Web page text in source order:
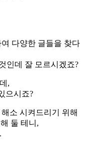
다양한 글들을 찾다
인데 잘 모르시겠죠?
,
으시죠?
소 시켜드리기 위해
둘 테니,